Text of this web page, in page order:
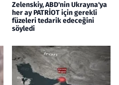
Zelenskiy, ABD'nin Ukrayna'ya
her ay PATRİOT için gerekli
füzeleri tedarik edeceğini
söyledi